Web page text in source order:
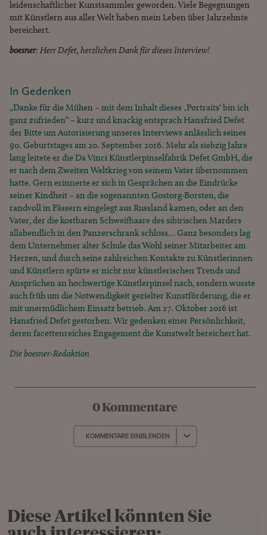
leidenschaftlicher Kunstsammler geworden. Viele Begegnungen
mit Künstlern aus aller Welt haben mein Leben über Jahrzehnte
bereichert.
boesner: Herr Defet, herzlichen Dank für dieses Interview!
In Gedenken
„Danke für die Mühen – mit dem Inhalt dieses ‚Portraits‘ bin ich
ganz zufrieden“ – kurz und knackig entsprach Hansfried Defet
der Bitte um Autorisierung unseres Interviews anlässlich seines
90. Geburtstages am 20. September 2016. Mehr als siebzig Jahre
lang leitete er die Da Vinci Künstlerpinselfabrik Defet GmbH, die
er nach dem Zweiten Weltkrieg von seinem Vater übernommen
hatte. Gern erinnerte er sich in Gesprächen an die Eindrücke
seiner Kindheit – an die sogenannten Gostorg-Borsten, die
randvoll in Fässern eingelegt aus Russland kamen, oder an den
Vater, der die kostbaren Schweifhaare des sibirischen Marders
allabendlich in den Panzerschrank schloss… Ganz besonders lag
dem Unternehmer alter Schule das Wohl seiner Mitarbeiter am
Herzen, und durch seine zahlreichen Kontakte zu Künstlerinnen
und Künstlern spürte er nicht nur künstlerischen Trends und
Ansprüchen an hochwertige Künstlerpinsel nach, sondern wusste
auch früh um die Notwendigkeit gezielter Kunstförderung, die er
mit unermüdlichem Einsatz betrieb. Am 27. Oktober 2016 ist
Hansfried Defet gestorben. Wir gedenken einer Persönlichkeit,
deren facettenreiches Engagement die Kunstwelt bereichert hat.
Die boesner-Redaktion
0 Kommentare
KOMMENTARE EINBLENDEN
Diese Artikel könnten Sie